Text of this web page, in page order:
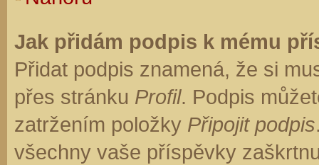
Jak přidám podpis k mému
Přidat podpis znamená, že si
přes stránku Profil. Podpis
zatržením položky Připojit podpis
všechny vaše příspěvky